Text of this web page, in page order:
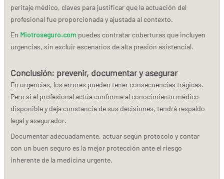
peritaje médico, claves para justificar que la actuación del
profesional fue proporcionada y ajustada al contexto.
En Miotroseguro.com puedes contratar coberturas que incluyen
urgencias, sin excluir escenarios de alta presión asistencial.
Conclusión: prevenir, documentar y asegurar
En urgencias, los errores pueden tener consecuencias trágicas.
Pero si el profesional actúa conforme al conocimiento médico
disponible y deja constancia de sus decisiones, tendrá respaldo
legal y asegurador.
Documentar adecuadamente, actuar según protocolo y contar
con un buen seguro es la mejor protección ante el riesgo
inherente de la medicina urgente.